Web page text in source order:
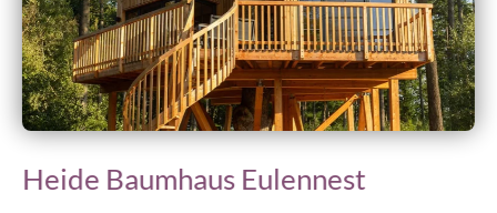
Heide Baumhaus Eulennest